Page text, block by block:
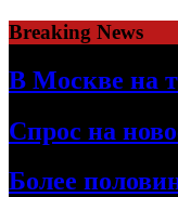
Skip
to
content
Breaking News
В Москве на
Спрос на
Более